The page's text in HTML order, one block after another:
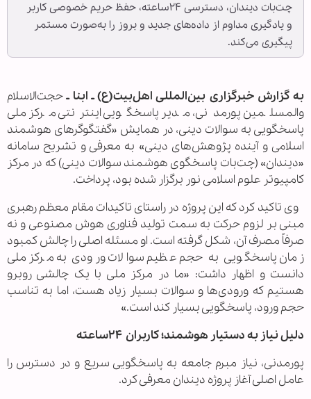
چت‌بات دیندان، دسترسی ۲۴‌ساعته، حفظ حریم خصوصی کاربر
و یادگیری مداوم از داده‌های جدید و بروز را به‌صورت مستمر
پیگیری می‌کند.
به گزارش خبرگزاری بین‌المللی اهل‌بیت(ع) ـ ابنا ـحجت‌الاسلام
والمسلمین پورمدنی، مدیر پاسخگویی اینترنتی مرکز ملی
پاسخگویی به سوالات دینی، در همایش «گفتگوگرهای هوشمند
اسلامی و آینده پژوهش‌های دینی» به معرفی و تشریح سامانه
«دیندان» (چت‌بات پاسخگوی هوشمند سوالات دینی) که در مرکز
کامپیوتر علوم اسلامی نور برگزار شده بود، پرداخت.
وی تاکید کرد که این پروژه در راستای تاکیدات مقام معظم رهبری
مبنی بر لزوم حرکت به سمت تولید فناوری هوش مصنوعی و نه
صرفاً مصرف آن، شکل گرفته است. او مسئله اصلی را چالش کمبود
زمان پاسخگویی به حجم عظیم سوالات ورودی به مرکز ملی
دانست و اظهار داشت: «ما در مرکز ملی با یک چالشی روبرو
هستیم که ورودی‌ها و سوالات بسیار زیاد هست، اما به تناسب
حجم ورود، پاسخگویی بسیار کند است.»
دلیل نیاز به دستیار هوشمند؛ کاربران ۲۴ساعته
پورمدنی، نیاز مبرم جامعه به پاسخگویی سریع و در دسترس را
عامل اصلی آغاز پروژه دیندان معرفی کرد.